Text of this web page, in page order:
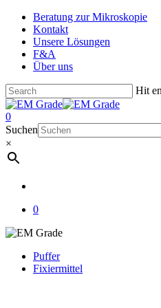
Skip
main
content
Beratung zur Mikroskopie
Kontakt
Unsere Lösungen
F&A
Über uns
Hit
Close
Search
account
0
Menu
Suchen
×
0
Puffer
Fixiermittel